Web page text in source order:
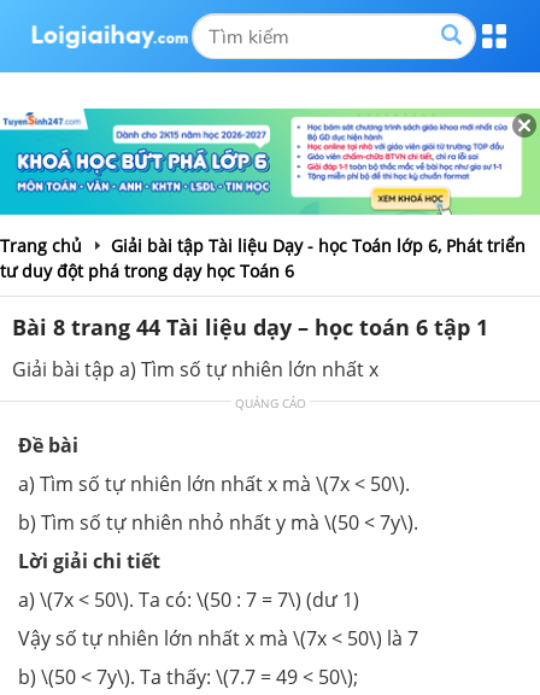
Trang chủ
Giải bài tập Tài liệu Dạy - học Toán lớp 6, Phát triển
tư duy đột phá trong dạy học Toán 6
Bài 8 trang 44 Tài liệu dạy – học toán 6 tập 1
Giải bài tập a) Tìm số tự nhiên lớn nhất x
QUẢNG CÁO
Đề bài
a) Tìm số tự nhiên lớn nhất x mà \(7x < 50\).
b) Tìm số tự nhiên nhỏ nhất y mà \(50 < 7y\).
Lời giải chi tiết
a) \(7x < 50\). Ta có: \(50 : 7 = 7\) (dư 1)
Vậy số tự nhiên lớn nhất x mà \(7x < 50\) là 7
b) \(50 < 7y\). Ta thấy: \(7.7 = 49 < 50\);